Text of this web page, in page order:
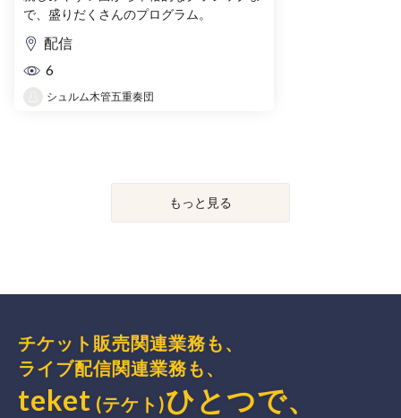
で、盛りだくさんのプログラム。
配信
6
シュルム木管五重奏団
もっと見る
チケット販売関連業務も、
ライブ配信関連業務も、
teket (テケト)ひとつで、